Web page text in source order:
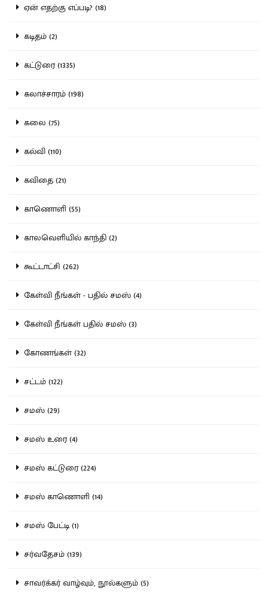
ஏன் எதற்கு எப்படி? (18)
கடிதம் (2)
கட்டுரை (1335)
கலாச்சாரம் (198)
கலை (75)
கல்வி (110)
கவிதை (21)
காணொளி (55)
காலவெளியில் காந்தி (2)
கூட்டாட்சி (262)
கேள்வி நீங்கள் - பதில் சமஸ் (4)
கேள்வி நீங்கள் பதில் சமஸ் (3)
கோணங்கள் (32)
சட்டம் (122)
சமஸ் (29)
சமஸ் உரை (4)
சமஸ் கட்டுரை (224)
சமஸ் காணொளி (14)
சமஸ் பேட்டி (1)
சர்வதேசம் (139)
சாவர்க்கர் வாழ்வும், நூல்களும் (5)